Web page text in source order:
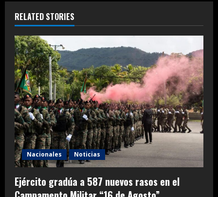
RELATED STORIES
Nacionales Noticias
Ejército gradúa a 587 nuevos rasos en el